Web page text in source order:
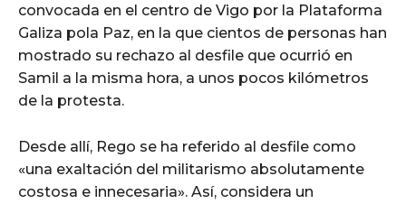
convocada en el centro de Vigo por la Plataforma
Galiza pola Paz, en la que cientos de personas han
mostrado su rechazo al desfile que ocurrió en
Samil a la misma hora, a unos pocos kilómetros
de la protesta.
Desde allí, Rego se ha referido al desfile como
«una exaltación del militarismo absolutamente
costosa e innecesaria». Así, considera un